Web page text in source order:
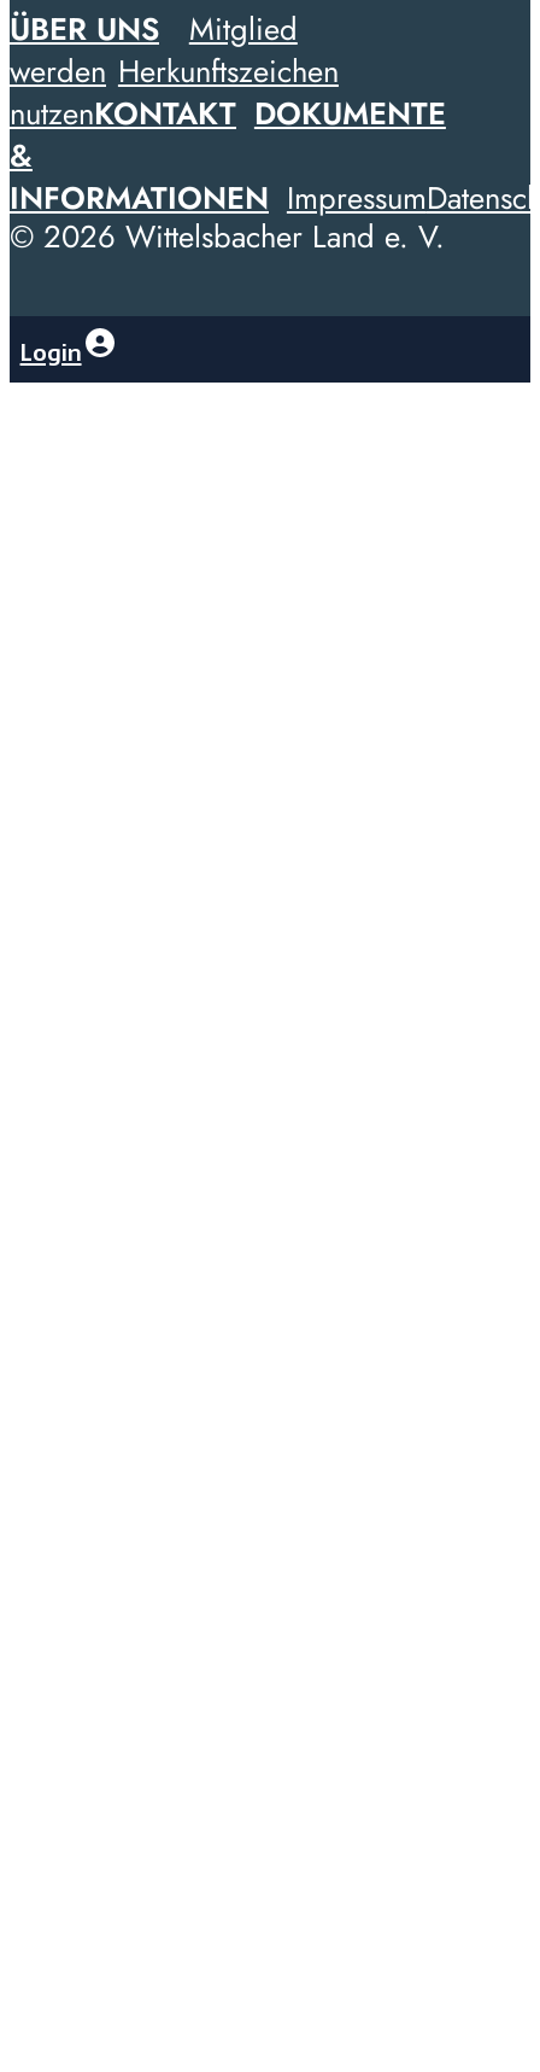
ÜBER UNS
Mitglied
werden Herkunftszeichen
nutzenKONTAKT DOKUMENTE
&
INFORMATIONEN Impressum
© 2026 Wittelsbacher Land e. V.
Login